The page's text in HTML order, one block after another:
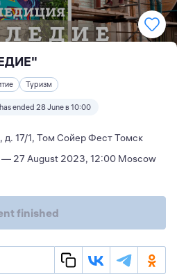
Туризм
ended 28 June в 10:00
д. 17/1, Том Сойер Фест Томск
27 August 2023, 12:00 Moscow
finished